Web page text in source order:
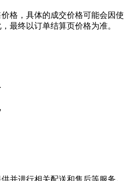
格，具体的成交价格可能会因使
最终以订单结算页价格为准。